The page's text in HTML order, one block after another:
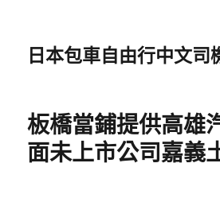
日本包車自由行中文司
板橋當鋪提供高雄
面未上市公司嘉義